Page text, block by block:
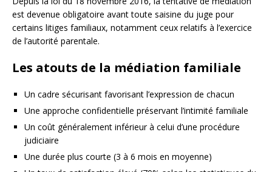
est devenue obligatoire avant toute saisine du juge pour
certains litiges familiaux, notamment ceux relatifs à l’exercice
de l’autorité parentale.
Les atouts de la médiation familiale
Un cadre sécurisant favorisant l’expression de chacun
Une approche confidentielle préservant l’intimité familiale
Un coût généralement inférieur à celui d’une procédure
judiciaire
Une durée plus courte (3 à 6 mois en moyenne)